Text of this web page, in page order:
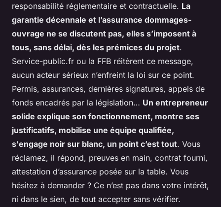
responsabilité réglementaire et contractuelle. La
garantie décennale et l’assurance dommages-
ouvrage ne se discutent pas, elles s’imposent à
tous, sans délai, dès les prémices du projet.
Service-public.fr ou la FFB réitèrent ce message,
aucun acteur sérieux n’enfreint la loi sur ce point.
Permis, assurances, dernières signatures, appels de
fonds encadrés par la législation… Un entrepreneur
solide explique son fonctionnement, montre ses
justificatifs, mobilise une équipe qualifiée,
s'engage noir sur blanc, un point c’est tout. Vous
réclamez, il répond, preuves en main, contrat fourni,
attestation d’assurance posée sur la table. Vous
hésitez à demander ? Ce n’est pas dans votre intérêt,
ni dans le sien, de tout accepter sans vérifier.